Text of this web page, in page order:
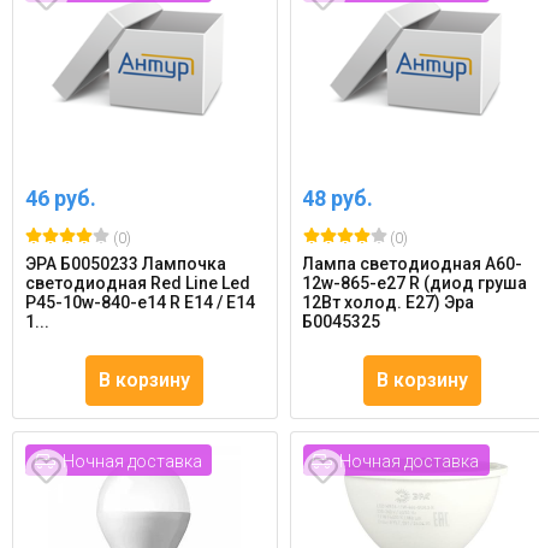
46 руб.
(0)
ЭРА Б0050233 Лампочка
светодиодная Red Line Led
P45-10w-840-e14 R Е14 / E14
1...
В корзину
48 руб.
(0)
Лампа светодиодная A60-
12w-865-e27 R (диод груша
12Вт холод. E27) Эра
Б0045325
В корзину
Ночная доставка Ночная доставка